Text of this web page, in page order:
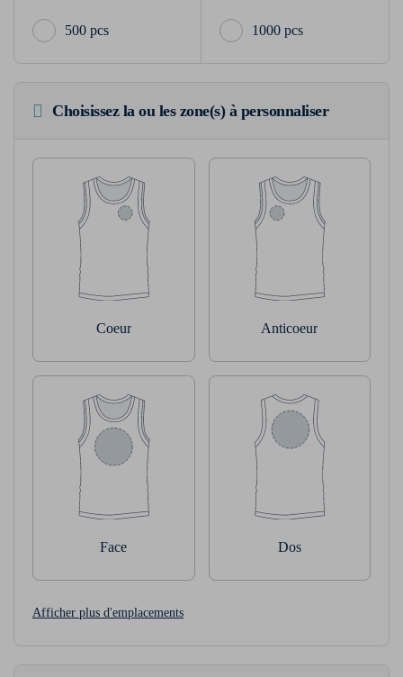
500 pcs 1000 pcs
Choisissez la ou les zone(s) à personnaliser
Coeur Anticoeur
Face Dos
Afficher plus d'emplacements